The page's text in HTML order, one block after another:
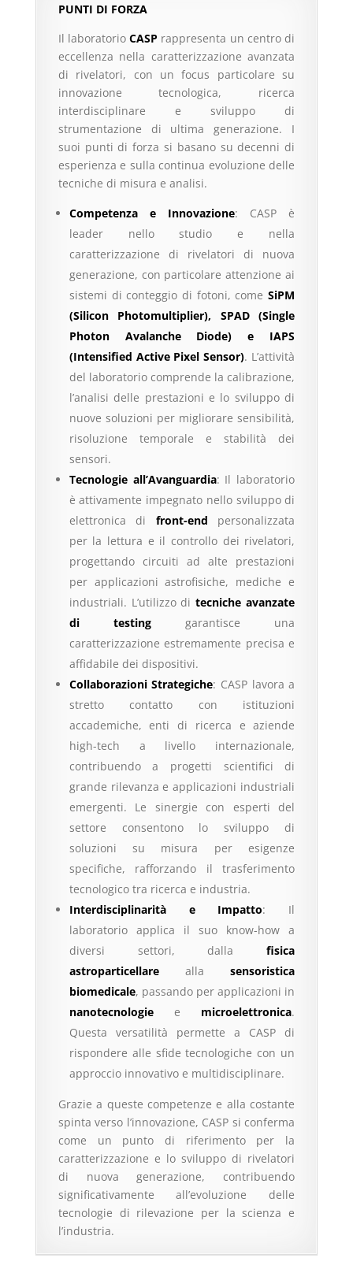
PUNTI DI FORZA
Il laboratorioCASP rappresenta un centro di
eccellenza nella caratterizzazione avanzata
di rivelatori, con un focus particolare su
innovazione tecnologica, ricerca
interdisciplinare e sviluppo di
strumentazione di ultima generazione. I
suoi punti di forza si basano su decenni di
esperienza e sulla continua evoluzione delle
tecniche di misura e analisi.
Competenza e Innovazione: CASP è
leader nello studio e nella
caratterizzazione di rivelatori di nuova
generazione, con particolare attenzione ai
sistemi di conteggio di fotoni, comeSiPM
(Silicon Photomultiplier), SPAD (Single
Photon Avalanche Diode) e IAPS
(Intensified Active Pixel Sensor). L’attività
del laboratorio comprende la calibrazione,
l’analisi delle prestazioni e lo sviluppo di
nuove soluzioni per migliorare sensibilità,
risoluzione temporale e stabilità dei
sensori.
Tecnologie all’Avanguardia: Il laboratorio
è attivamente impegnato nello sviluppo di
elettronica di front-end personalizzata
per la lettura e il controllo dei rivelatori,
progettando circuiti ad alte prestazioni
per applicazioni astrofisiche, mediche e
industriali. L’utilizzo ditecniche avanzate
di testinggarantisce una
caratterizzazione estremamente precisa e
affidabile dei dispositivi.
Collaborazioni Strategiche: CASP lavora a
stretto contatto con istituzioni
accademiche, enti di ricerca e aziende
high-tech a livello internazionale,
contribuendo a progetti scientifici di
grande rilevanza e applicazioni industriali
emergenti. Le sinergie con esperti del
settore consentono lo sviluppo di
soluzioni su misura per esigenze
specifiche, rafforzando il trasferimento
tecnologico tra ricerca e industria.
Interdisciplinarità e Impatto: Il
laboratorio applica il suo know-how a
diversi settori, dallafisica
astroparticellareallasensoristica
biomedicale, passando per applicazioni in
nanotecnologiee microelettronica.
Questa versatilità permette a CASP di
rispondere alle sfide tecnologiche con un
approccio innovativo e multidisciplinare.
Grazie a queste competenze e alla costante
spinta verso l’innovazione, CASP si conferma
come un punto di riferimento per la
caratterizzazione e lo sviluppo di rivelatori
di nuova generazione, contribuendo
significativamente all’evoluzione delle
tecnologie di rilevazione per la scienza e
l’industria.